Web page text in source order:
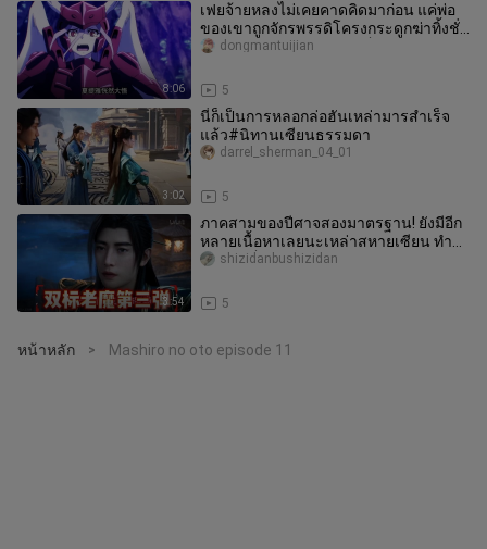
8:06
เฟยจ้ายหลงไม่เคยคาดคิดมาก่อน แค่พ่อ
ของเขาถูกจักรพรรดิโครงกระดูกฆ่าทิ้งชั่ว
พริบตา นางสนมของท่านก็กลับ
5
dongmantuijian
3:02
นี่ก็เป็นการหลอกล่อฮันเหล่ามารสำเร็จ
แล้ว#นิทานเซียนธรรมดา
5
darrel_sherman_04_01
3:54
ภาคสามของปีศาจสองมาตรฐาน! ยังมีอีก
หลายเนื้อหาเลยนะเหล่าสหายเซียน ทำ
เท่าไหร่ก็ไม่หมดสักที!
5
shizidanbushizidan
หน้าหลัก > Mashiro no oto episode 11